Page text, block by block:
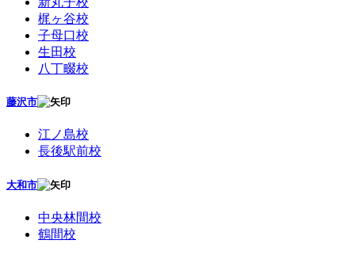
梶ヶ谷校
子母口校
生田校
八丁畷校
藤沢市
江ノ島校
長後駅前校
大和市
中央林間校
鶴間校